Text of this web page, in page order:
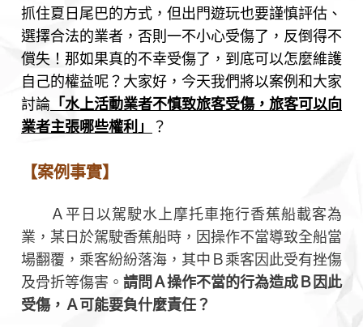
抓住夏日尾巴的方式，但出門遊玩也要謹慎評估、
選擇合法的業者，否則一不小心受傷了，反倒得不
償失！那如果真的不幸受傷了，到底可以怎麼維護
自己的權益呢？大家好，今天我們將以案例和大家
討論 「水上活動業者不慎致旅客受傷，旅客可以向
業者主張哪些權利」
？
【案例事實】
Ａ平日以駕駛水上摩托車拖行香蕉船載客為
業，某日於駕駛香蕉船時，因操作不當導致全船當
場翻覆，乘客紛紛落海，其中Ｂ乘客因此受有挫傷
及骨折等傷害。 請問Ａ操作不當的行為造成Ｂ因此
受傷，Ａ可能要負什麼責任？